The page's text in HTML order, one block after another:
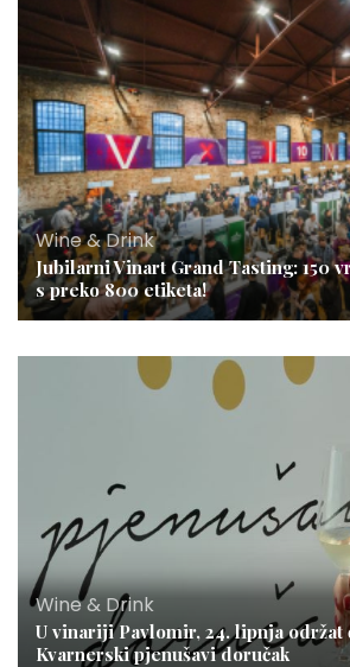
Wine & Drink
Jubilarni Vinart Grand Tasting: 150
s preko 800 etiketa!
Wine & Drink
U vinariji Pavlomir, 24. lipnja održat
Kvarnerski pjenušavi doručak